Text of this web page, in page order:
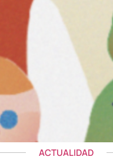
ACTUALIDAD